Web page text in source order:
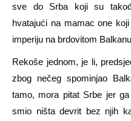
sve do Srba koji su
hvatajući na mamac one
imperiju na brdovitom
Rekoše jednom, je li,
zbog nečeg spominjao
tamo, mora pitat Srbe jer
smio ništa devrit bez njih